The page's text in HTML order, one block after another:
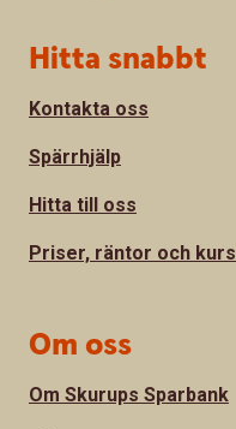
Sidfot
Hitta snabbt
Kontakta oss
Spärrhjälp
Hitta till oss
Priser, räntor och
Om oss
Om Skurups Sparbank